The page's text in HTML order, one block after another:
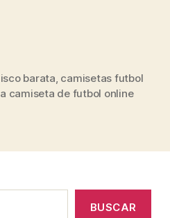
barata camisetas futbol
camiseta de futbol online
BUSCAR